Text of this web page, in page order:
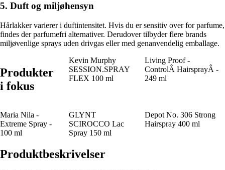
5. Duft og miljøhensyn
Hårlakker varierer i duftintensitet. Hvis du er sensitiv over for parfume,
findes der parfumefri alternativer. Derudover tilbyder flere brands
miljøvenlige sprays uden drivgas eller med genanvendelig emballage.
Produkter
i fokus
Kevin Murphy
SESSION.SPRAY
FLEX 100 ml
Living Proof -
ControlÂ HairsprayÂ -
249 ml
Maria Nila -
Extreme Spray -
100 ml
GLYNT
SCIROCCO Lac
Spray 150 ml
Depot No. 306 Strong
Hairspray 400 ml
Produktbeskrivelser